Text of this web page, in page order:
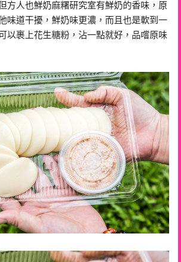
方人也鮮奶麻糬研究室有鮮奶的香味，原
味道干擾，鮮奶味更濃，而且也是軟到一
以裹上花生糖粉，沾一點就好，品嚐原味